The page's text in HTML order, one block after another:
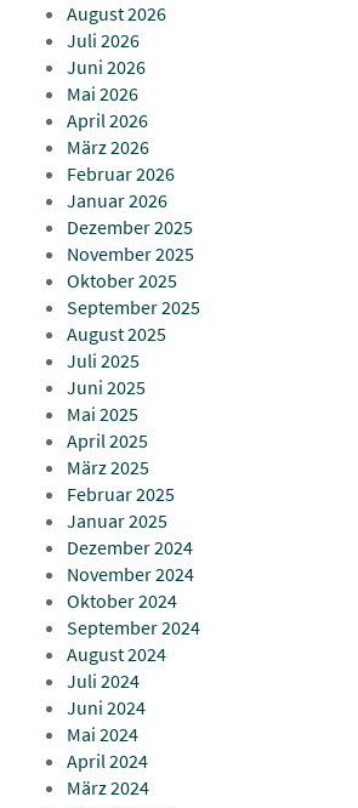
August 2026
Juli 2026
Juni 2026
Mai 2026
April 2026
März 2026
Februar 2026
Januar 2026
Dezember 2025
November 2025
Oktober 2025
September 2025
August 2025
Juli 2025
Juni 2025
Mai 2025
April 2025
März 2025
Februar 2025
Januar 2025
Dezember 2024
November 2024
Oktober 2024
September 2024
August 2024
Juli 2024
Juni 2024
Mai 2024
April 2024
März 2024